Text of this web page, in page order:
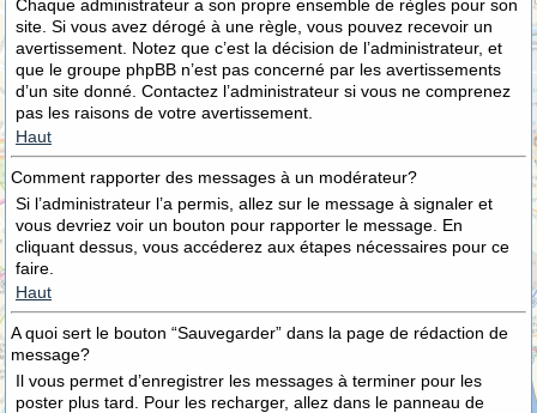
Chaque administrateur a son propre ensemble de règles pour son
site. Si vous avez dérogé à une règle, vous pouvez recevoir un
avertissement. Notez que c’est la décision de l’administrateur, et
que le groupe phpBB n’est pas concerné par les avertissements
d’un site donné. Contactez l’administrateur si vous ne comprenez
pas les raisons de votre avertissement.
Haut
Comment rapporter des messages à un modérateur?
Si l’administrateur l’a permis, allez sur le message à signaler et
vous devriez voir un bouton pour rapporter le message. En
cliquant dessus, vous accéderez aux étapes nécessaires pour ce
faire.
Haut
A quoi sert le bouton “Sauvegarder” dans la page de rédaction de
message?
Il vous permet d’enregistrer les messages à terminer pour les
poster plus tard. Pour les recharger, allez dans le panneau de